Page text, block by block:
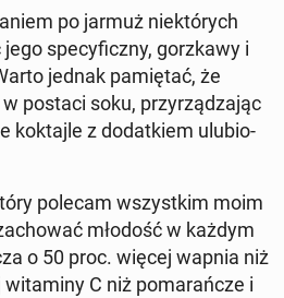
po jarmuż nie­któ­rych
spe­cy­ficz­ny, gorz­ka­wy i
jednak pa­mię­tać, że
postaci soku, przy­rzą­dza­jąc
kok­taj­le z do­dat­kiem ulu­bio­
polecam wszyst­kim moim
młodość w każdym
o 50 proc. więcej wapnia niż
C niż po­ma­rań­cze i